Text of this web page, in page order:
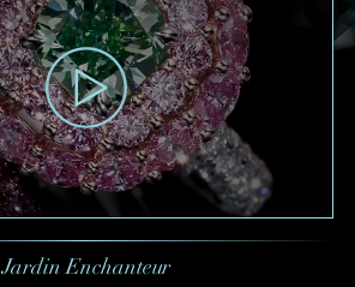
Jardin Enchanteur